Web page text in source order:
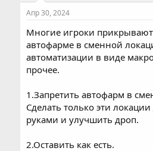
Апр 30, 2024
Многие игроки
автофарме в сменной
автоматизации в виде
прочее.
1.Запретить автофарм в
Сделать только эти
руками и улучшить дроп.
2.Оставить как есть.